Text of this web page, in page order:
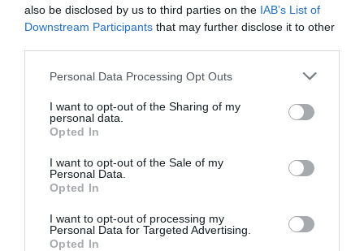
also be disclosed by us to third parties on the IAB’s List of
Downstream Participants that may further disclose it to other
Personal Data Processing Opt Outs
I want to opt-out of the Sharing of my
personal data.
Opted In
I want to opt-out of the Sale of my
Personal Data.
Opted In
I want to opt-out of processing my
Personal Data for Targeted Advertising.
Opted In
Θυμήσου με